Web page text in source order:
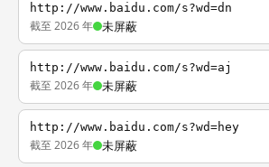
http://www.baidu.com/s?wd=dn
截至 2026 年 未屏蔽
http://www.baidu.com/s?wd=aj
截至 2026 年 未屏蔽
http://www.baidu.com/s?wd=hey
截至 2026 年 未屏蔽